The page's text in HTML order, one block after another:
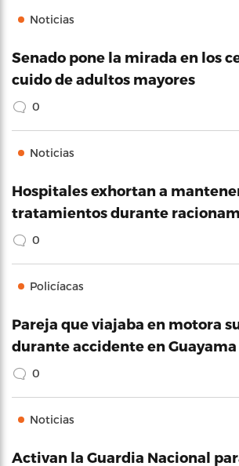
Noticias
Senado pone la mirada en los
cuido de adultos mayores
0
Noticias
Hospitales exhortan a
tratamientos durante
0
Policíacas
Pareja que viajaba en motora
durante accidente en Guayama
0
Noticias
Activan la Guardia Nacional